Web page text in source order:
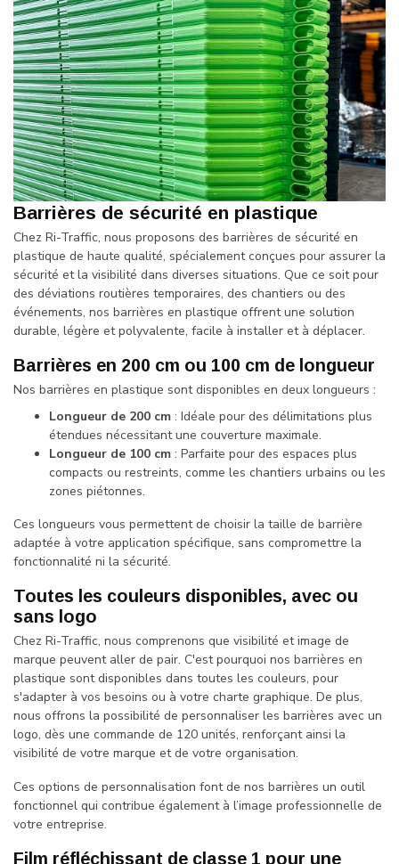
Barrières de sécurité en plastique
Chez Ri-Traffic, nous proposons des barrières de sécurité en
plastique de haute qualité, spécialement conçues pour assurer la
sécurité et la visibilité dans diverses situations. Que ce soit pour
des déviations routières temporaires, des chantiers ou des
événements, nos barrières en plastique offrent une solution
durable, légère et polyvalente, facile à installer et à déplacer.
Barrières en 200 cm ou 100 cm de longueur
Nos barrières en plastique sont disponibles en deux longueurs :
Longueur de 200 cm : Idéale pour des délimitations plus
étendues nécessitant une couverture maximale.
Longueur de 100 cm : Parfaite pour des espaces plus
compacts ou restreints, comme les chantiers urbains ou les
zones piétonnes.
Ces longueurs vous permettent de choisir la taille de barrière
adaptée à votre application spécifique, sans compromettre la
fonctionnalité ni la sécurité.
Toutes les couleurs disponibles, avec ou
sans logo
Chez Ri-Traffic, nous comprenons que visibilité et image de
marque peuvent aller de pair. C'est pourquoi nos barrières en
plastique sont disponibles dans toutes les couleurs, pour
s'adapter à vos besoins ou à votre charte graphique. De plus,
nous offrons la possibilité de personnaliser les barrières avec un
logo, dès une commande de 120 unités, renforçant ainsi la
visibilité de votre marque et de votre organisation.
Ces options de personnalisation font de nos barrières un outil
fonctionnel qui contribue également à l’image professionnelle de
votre entreprise.
Film réfléchissant de classe 1 pour une